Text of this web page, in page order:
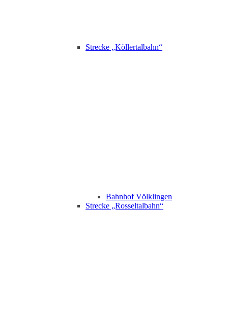
Strecke „Köllertalbahn“
Bahnhof Völklingen
Strecke „Rosseltalbahn“